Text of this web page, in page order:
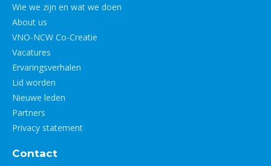
Wie we zijn en wat we doen
About us
VNO-NCW Co-Creatie
Vacatures
Ervaringsverhalen
Lid worden
Nieuwe leden
Partners
Privacy statement
Contact